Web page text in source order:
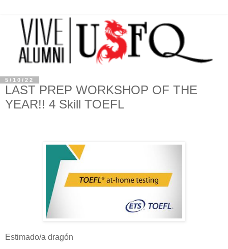
5/10/22
LAST PREP WORKSHOP OF THE
YEAR!! 4 Skill TOEFL
Estimado/a dragón